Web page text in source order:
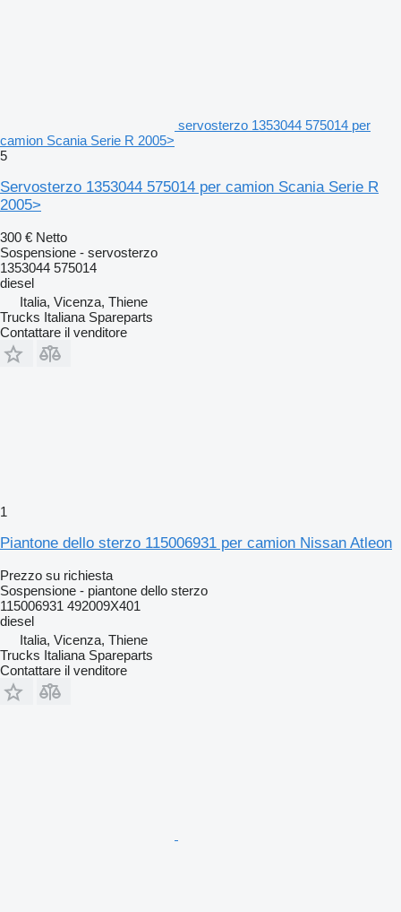
servosterzo 1353044 575014 per
camion Scania Serie R 2005>
5
Servosterzo 1353044 575014 per camion Scania Serie R
2005>
300 € Netto
Sospensione - servosterzo
1353044 575014
diesel
Italia, Vicenza, Thiene
Trucks Italiana Spareparts
Contattare il venditore
1
Piantone dello sterzo 115006931 per camion Nissan Atleon
Prezzo su richiesta
Sospensione - piantone dello sterzo
115006931 492009X401
diesel
Italia, Vicenza, Thiene
Trucks Italiana Spareparts
Contattare il venditore